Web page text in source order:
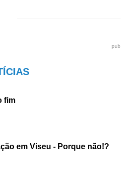
pub
fim
em Viseu - Porque não!?